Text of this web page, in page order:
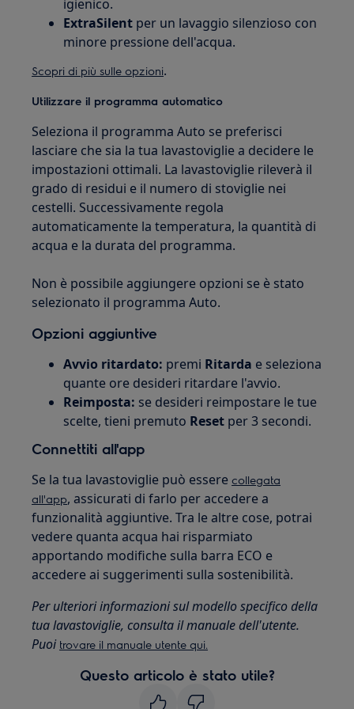
igienico.
ExtraSilent per un lavaggio silenzioso con
minore pressione dell'acqua.
Scopri di più sulle opzioni.
Utilizzare il programma automatico
Seleziona il programma Auto se preferisci
lasciare che sia la tua lavastoviglie a decidere le
impostazioni ottimali. La lavastoviglie rileverà il
grado di residui e il numero di stoviglie nei
cestelli. Successivamente regola
automaticamente la temperatura, la quantità di
acqua e la durata del programma.
Non è possibile aggiungere opzioni se è stato
selezionato il programma Auto.
Opzioni aggiuntive
Avvio ritardato: premi Ritarda e seleziona
quante ore desideri ritardare l'avvio.
Reimposta: se desideri reimpostare le tue
scelte, tieni premuto Reset per 3 secondi.
Connettiti all'app
Se la tua lavastoviglie può esserecollegata
all'app, assicurati di farlo per accedere a
funzionalità aggiuntive. Tra le altre cose, potrai
vedere quanta acqua hai risparmiato
apportando modifiche sulla barra ECO e
accedere ai suggerimenti sulla sostenibilità.
Per ulteriori informazioni sul modello specifico della
tua lavastoviglie, consulta il manuale dell'utente.
Puoi trovare il manuale utente qui.
Questo articolo è stato utile?